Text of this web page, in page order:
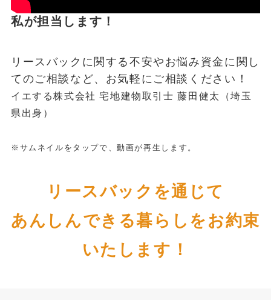
私が担当します！
リースバックに関する不安やお悩み資金に関し
てのご相談など、お気軽にご相談ください！
イエする株式会社 宅地建物取引士 藤田健太（埼玉
県出身）
※サムネイルをタップで、動画が再生します。
リースバックを通じて
あんしんできる暮らしをお約束
いたします！